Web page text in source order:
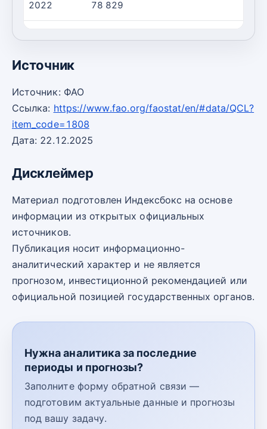
2022 78 829
Источник
Источник: ФАО
Ссылка: https://www.fao.org/faostat/en/#data/QCL?
item_code=1808
Дата: 22.12.2025
Дисклеймер
Материал подготовлен Индексбокс на основе
информации из открытых официальных
источников.
Публикация носит информационно-
аналитический характер и не является
прогнозом, инвестиционной рекомендацией или
официальной позицией государственных органов.
Нужна аналитика за последние
периоды и прогнозы?
Заполните форму обратной связи —
подготовим актуальные данные и прогнозы
под вашу задачу.